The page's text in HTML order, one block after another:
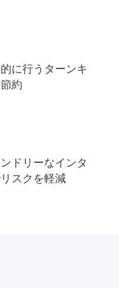
に行うターンキ
約
ドリーなインタ
スクを軽減